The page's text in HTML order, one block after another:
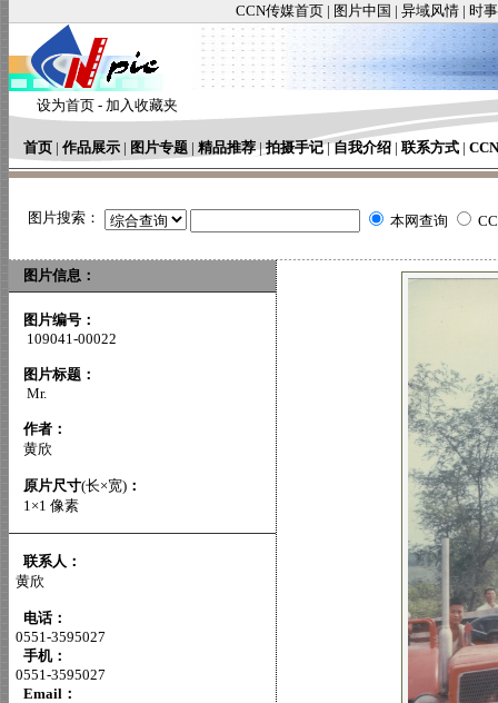
CCN传媒首页 | 图片中国 | 异域风情 | 时
设为首页 - 加入收藏夹
首页 | 作品展示 | 图片专题 | 精品推荐|拍摄手记|自我介绍 | 联系方式 |
图片搜索： 本网查询
图片信息：
图片编号：
109041-00022
图片标题：
Mr.
作者：
黄欣
原片尺寸(长×宽) ：
1×1 像素
联系人：
黄欣
电话：
0551-3595027
手机：
0551-3595027
Email：